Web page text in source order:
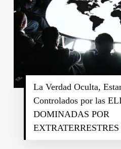
La Verdad Oculta,
Controlados por las
DOMINADAS POR
EXTRATERRESTRES